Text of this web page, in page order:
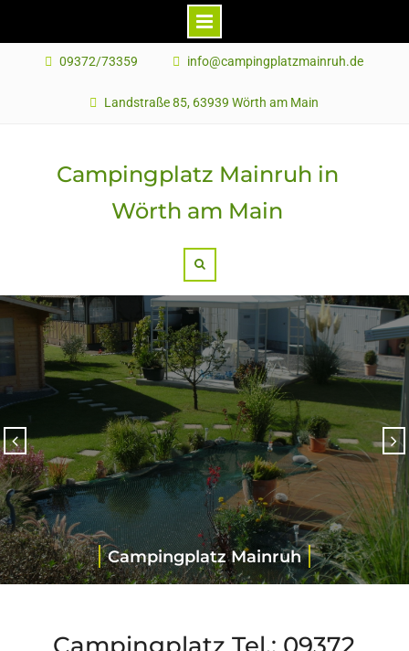
09372/73359 info@campingplatzmainruh.de
Landstraße 85, 63939 Wörth am Main
Campingplatz Mainruh in
Wörth am Main
Campingplatz Mainruh